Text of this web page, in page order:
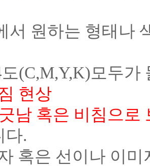
원하는 형태나
(C,M,Y,K)모두
현상
남 혹은 비침으로
다.
혹은 선이나 이미